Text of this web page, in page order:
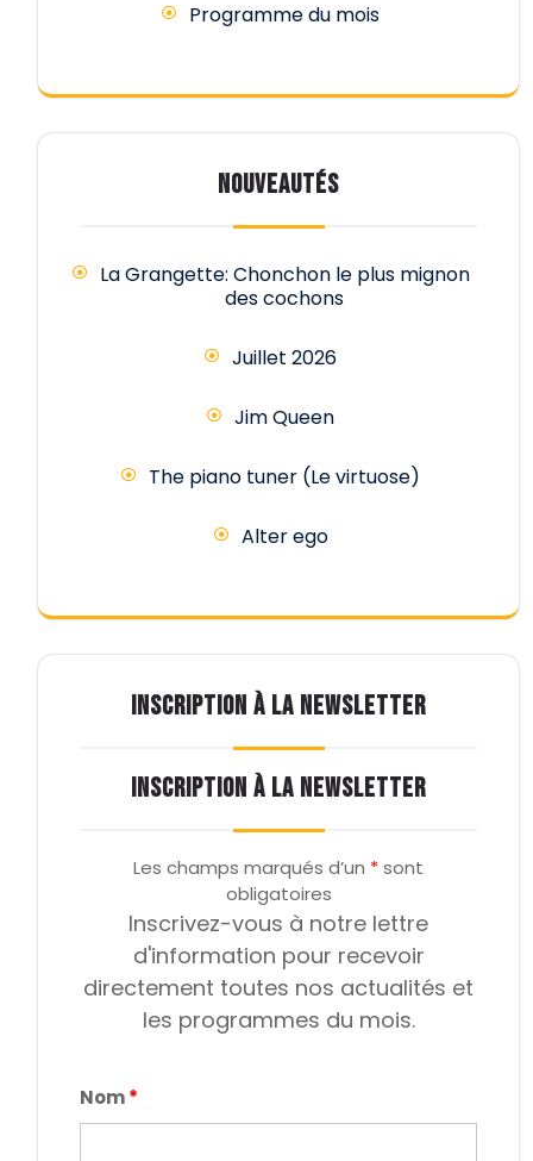
Programme du mois
NOUVEAUTÉS
La Grangette: Chonchon le plus mignon
des cochons
Juillet 2026
Jim Queen
The piano tuner (Le virtuose)
Alter ego
INSCRIPTION À LA NEWSLETTER
INSCRIPTION À LA NEWSLETTER
Les champs marqués d’un *sont
obligatoires
Inscrivez-vous à notre lettre
d'information pour recevoir
directement toutes nos actualités et
les programmes du mois.
Nom*